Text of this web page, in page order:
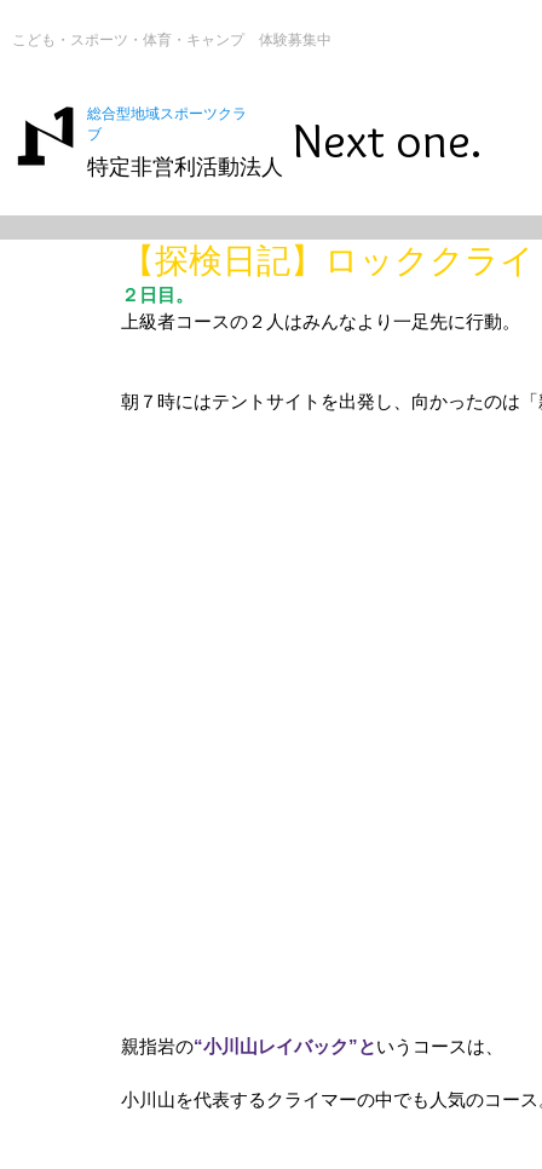
こども・スポーツ・体育・キャンプ 体験募集中
総合型地域スポーツクラ
ブ
特定非営利活動法人 Next one.
【探検日記】ロッククラ
２日目。
上級者コースの２人はみんなより一足先に行動。
朝７時にはテントサイトを出発し、向かったのは
親指岩の“小川山レイバック”というコースは、
小川山を代表するクライマーの中でも人気のコース